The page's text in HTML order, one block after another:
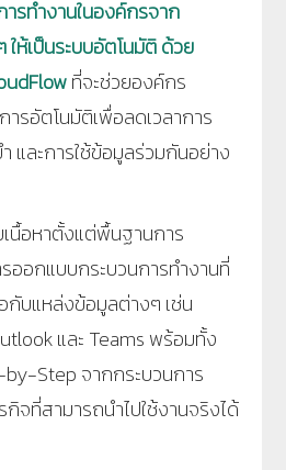
ทำงานในองค์กรจาก
ให้เป็นระบบอัตโนมัติ ด้วย
ที่จะช่วยองค์กร
รอัตโนมัติเพื่อลดเวลาการ
และการใช้ข้อมูลร่วมกันอย่าง
นื้อหาตั้งแต่พื้นฐานการ
ออกแบบกระบวนการทำงานที่
กับแหล่งข้อมูลต่างๆ เช่น
และ Teams พร้อมทั้ง
by-Step จากกระบวนการ
จที่สามารถนำไปใช้งานจริงได้